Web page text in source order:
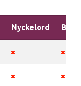
Nyckelord